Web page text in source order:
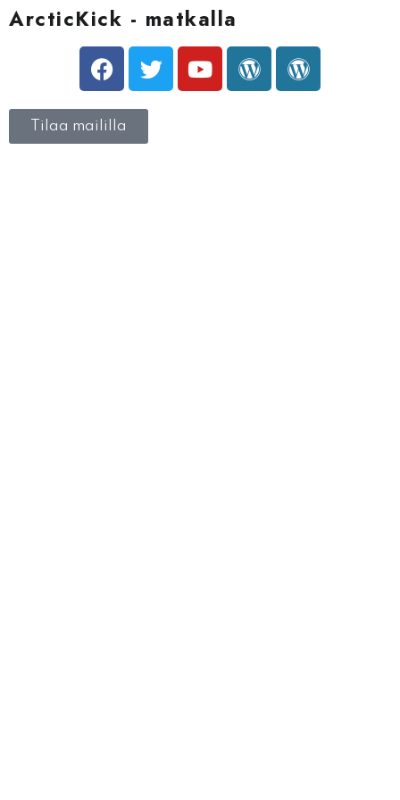
ArcticKick - matkalla
Tilaa maililla